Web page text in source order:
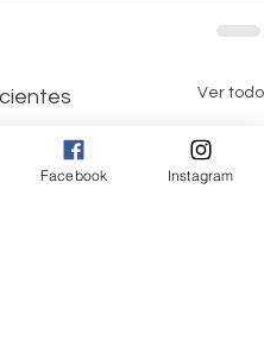
Ver todo
Facebook Instagram